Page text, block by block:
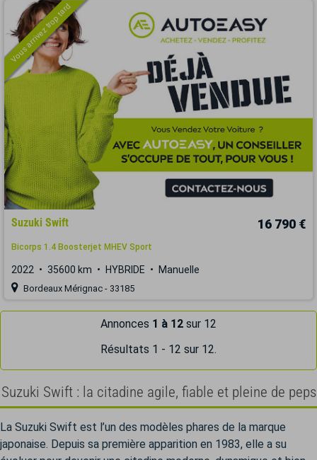
Vous arrivez trop tard
Suzuki Swift 16 790 €
Bicorps 1.4 Boosterjet MHEV Sport
2022 35600 km HYBRIDE Manuelle
Bordeaux Mérignac - 33185
Annonces 1 à 12 sur 12
Résultats 1 - 12 sur 12.
Suzuki Swift : la citadine agile, fiable et pleine de peps
La Suzuki Swift est l’un des modèles phares de la marque
japonaise. Depuis sa première apparition en 1983, elle a su